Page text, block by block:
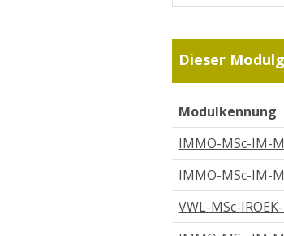
Dieser
Modulkennung
IMMO-MSc-IM-
IMMO-MSc-IM-
VWL-MSc-